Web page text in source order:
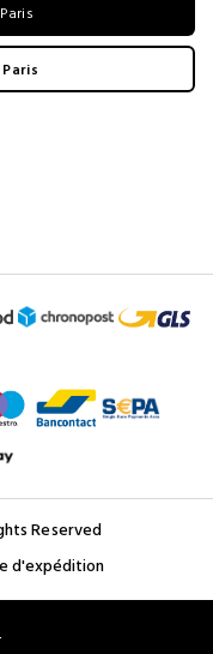
Reserved
d'expédition